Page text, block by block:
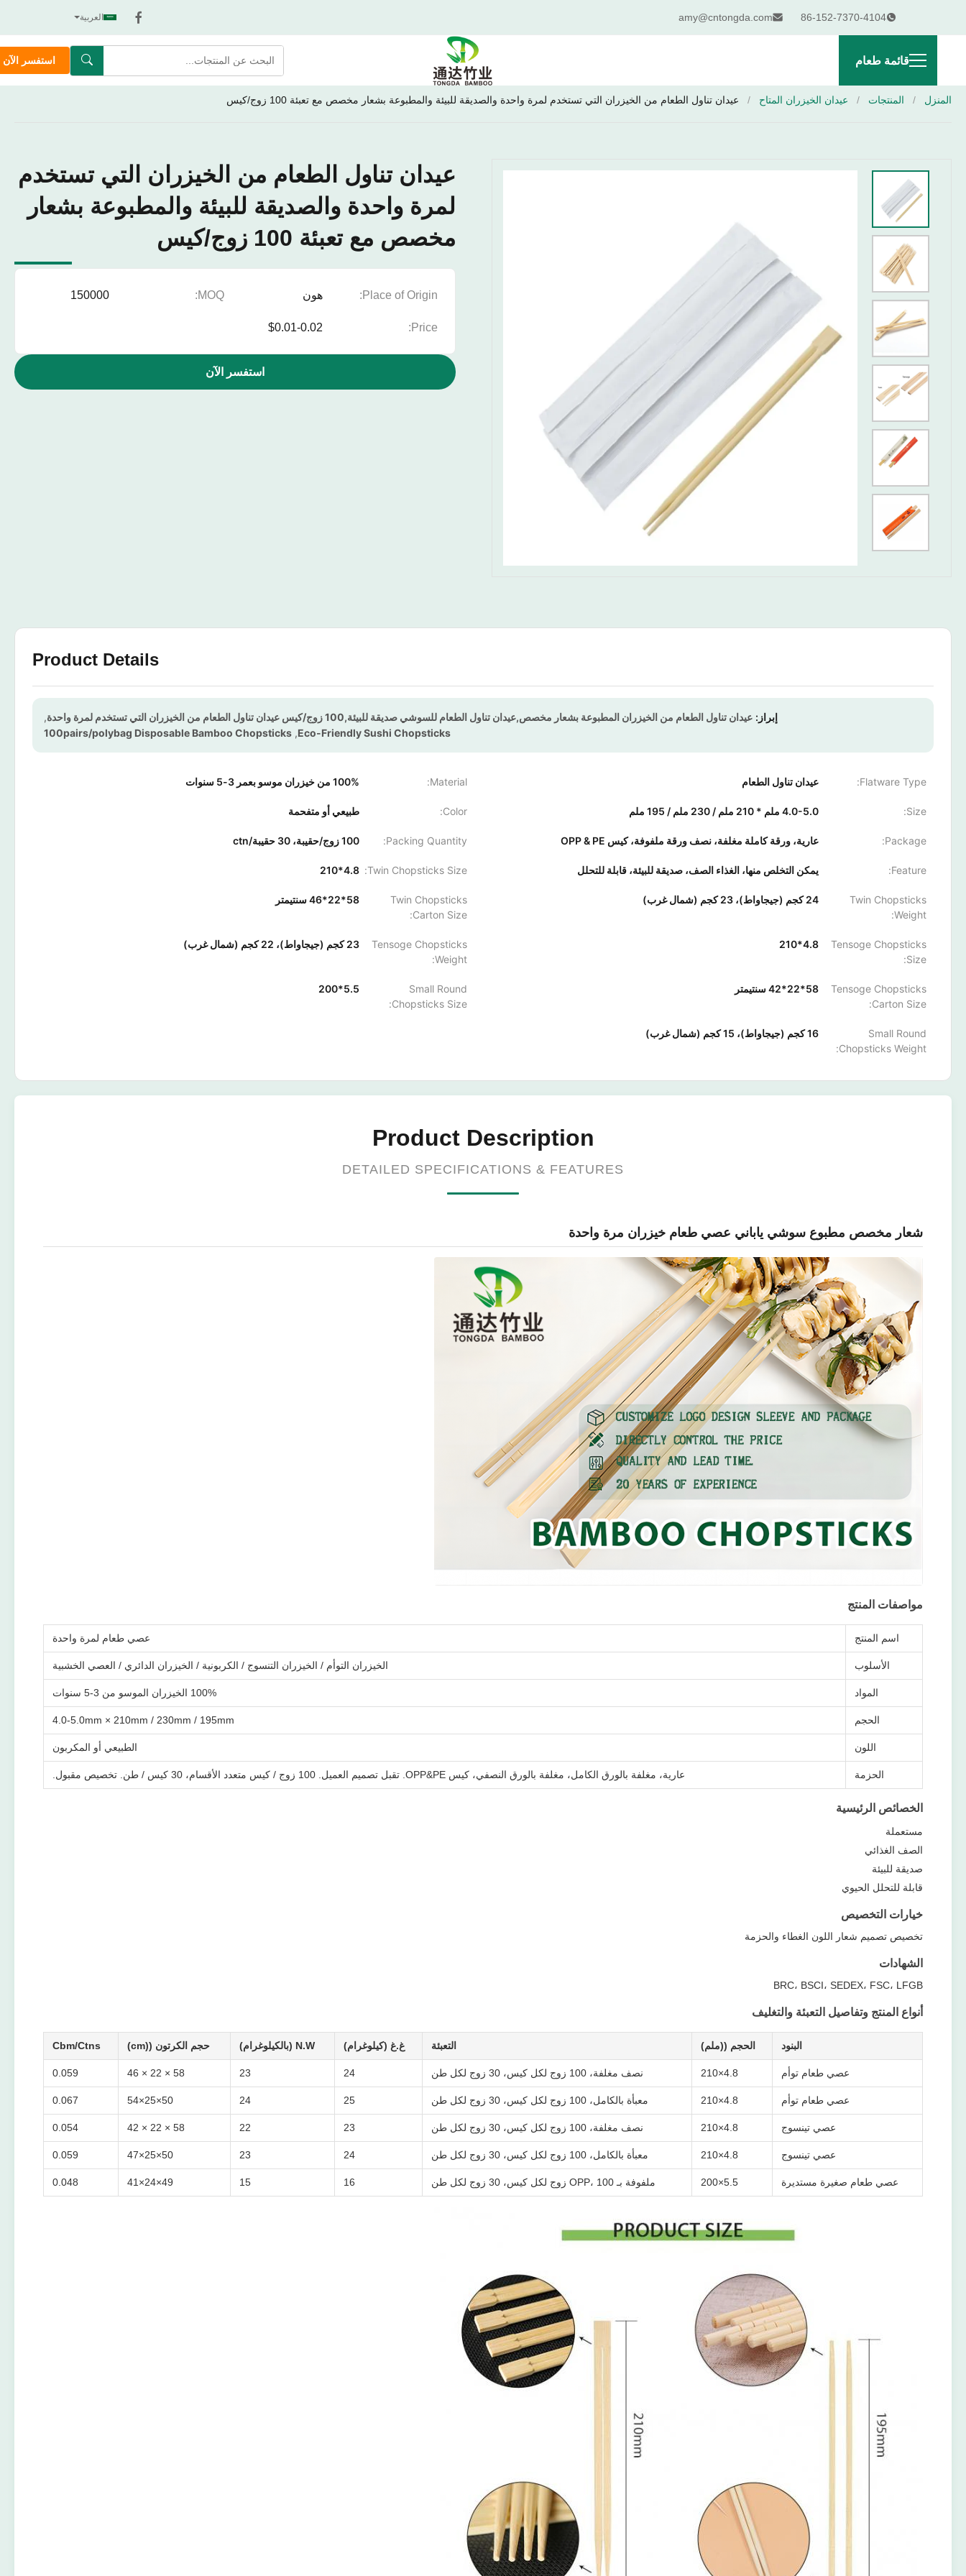
86-152-7370-4104
amy@cntongda.com العربية
قائمة طعام استفسر الآن
المنزل / المنتجات / عيدان الخيزران المتاح / عيدان تناول الطعام من الخيزران التي تستخدم لمرة واحدة والصديقة للبيئة والمطبوعة بشعار مخصص مع تعبئة 100 زوج/كيس
عيدان تناول الطعام من الخيزران التي تستخدم
لمرة واحدة والصديقة للبيئة والمطبوعة بشعار
مخصص مع تعبئة 100 زوج/كيس
Place of Origin: هون MOQ:
150000
Price:
$0.01-0.02
استفسر الآن
Product Details
إبراز: عيدان تناول الطعام من الخيزران المطبوعة بشعار مخصص,عيدان تناول الطعام للسوشي صديقة للبيئة,100 زوج/كيس عيدان تناول الطعام من الخيزران التي تستخدم لمرة واحدة
,
Eco-Friendly Sushi Chopsticks
,
100pairs/polybag Disposable Bamboo Chopsticks
Flatware Type: عيدان تناول الطعام Material: 100% من خيزران موسو بعمر 3-5 سنوات
Size: 4.0-5.0 ملم * 210 ملم / 230 ملم / 195 ملم Color: طبيعي أو متفحمة
Package: عارية، ورقة كاملة مغلفة، نصف ورقة ملفوفة، كيس OPP & PE Packing Quantity: 100 زوج/حقيبة، 30 حقيبة/ctn
Feature: يمكن التخلص منها، الغذاء الصف، صديقة للبيئة، قابلة للتحلل Twin Chopsticks Size:
4.8*210
Twin Chopsticks
Weight:
24 كجم (جيجاواط)، 23 كجم (شمال غرب)
Twin Chopsticks
Carton Size:
58*22*46 سنتيمتر
Tensoge Chopsticks
Size:
4.8*210
Tensoge Chopsticks
Weight:
23 كجم (جيجاواط)، 22 كجم (شمال غرب)
Tensoge Chopsticks
Carton Size:
58*22*42 سنتيمتر
Small Round
Chopsticks Size:
5.5*200
Small Round
Chopsticks Weight:
16 كجم (جيجاواط)، 15 كجم (شمال غرب)
Product Description
DETAILED SPECIFICATIONS & FEATURES
شعار مخصص مطبوع سوشي ياباني عصي طعام خيزران مرة واحدة
مواصفات المنتج
اسم المنتج عصي طعام لمرة واحدة
الأسلوب الخيزران التوأم / الخيزران التنسوج / الكربونية / الخيزران الدائري / العصي الخشبية
المواد 100% الخيزران الموسو من 3-5 سنوات
الحجم 4.0-5.0mm × 210mm / 230mm / 195mm
اللون الطبيعي أو المكربون
الحزمة عارية، مغلفة بالورق الكامل، مغلفة بالورق النصفي، كيس OPP&PE. تقبل تصميم العميل. 100 زوج / كيس متعدد الأقسام، 30 كيس / طن. تخصيص مقبول.
الخصائص الرئيسية
مستعملة
الصف الغذائي
صديقة للبيئة
قابلة للتحلل الحيوي
خيارات التخصيص
تخصيص تصميم شعار اللون الغطاء والحزمة
الشهادات
BRC، BSCI، SEDEX، FSC، LFGB
أنواع المنتج وتفاصيل التعبئة والتغليف
البنود الحجم ((ملم) التعبئة غ.غ (كيلوغرام) N.W (بالكيلوغرام) حجم الكرتون ((cm) Cbm/Ctns
عصي طعام توأم 4.8×210 نصف مغلفة، 100 زوج لكل كيس، 30 زوج لكل طن 24
23
58 × 22 × 46
0.059
عصي طعام توأم 4.8×210 معبأة بالكامل، 100 زوج لكل كيس، 30 زوج لكل طن 25
24
50×25×54
0.067
عصي تينسوج 4.8×210 نصف مغلفة، 100 زوج لكل كيس، 30 زوج لكل طن 23
22
58 × 22 × 42
0.054
عصي تينسوج 4.8×210 معبأة بالكامل، 100 زوج لكل كيس، 30 زوج لكل طن 24
23
50×25×47
0.059
عصي طعام صغيرة مستديرة 5.5×200 ملفوفة بـ OPP، 100 زوج لكل كيس، 30 زوج لكل طن 16
15
49×24×41
0.048